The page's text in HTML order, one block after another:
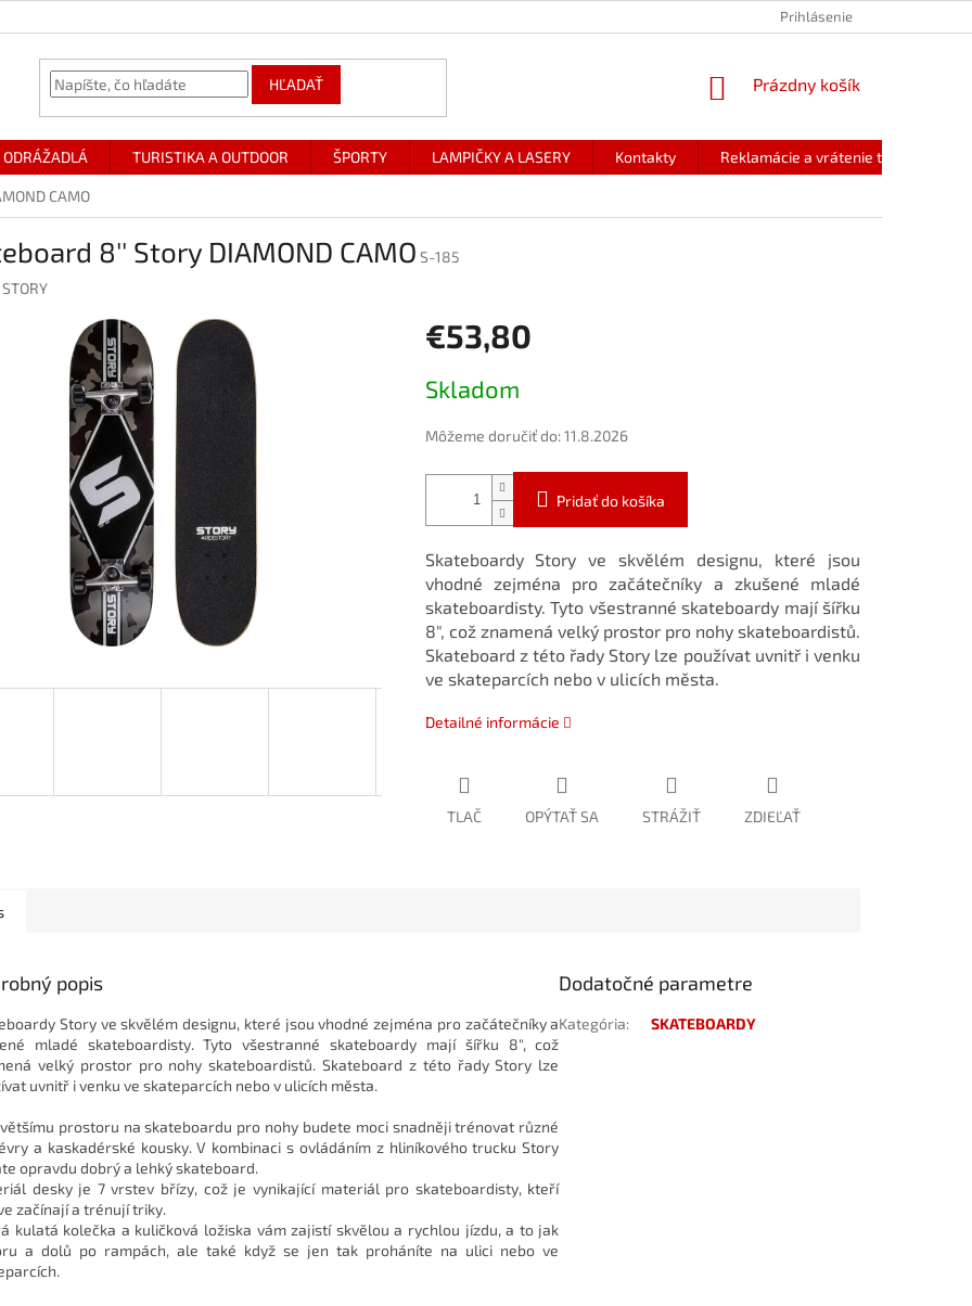
Prihlásenie
HĽADAŤ
NÁKUPNÝ
Prázdny košík
ODRÁŽADLÁ TURISTIKA A OUTDOOR ŠPORTY LAMPIČKY A LASERY Kontakty Reklamácie a vrátenie tovaru
CAMO
8'' Story DIAMOND CAMO S-185
STORY
€53,80
cena:
Skladom
Môžeme doručiť do: 11.8.2026
Pridať do košíka
Skateboardy Story ve skvělém designu, které jsou
vhodné zejména pro začátečníky a zkušené mladé
skateboardisty. Tyto všestranné skateboardy mají šířku
8", což znamená velký prostor pro nohy skateboardistů.
Skateboard z této řady Story lze používat uvnitř i venku
ve skateparcích nebo v ulicích města.
Detailné informácie
TLAČ OPÝTAŤ SA STRÁŽIŤ ZDIEĽAŤ
popis
Story ve skvělém designu, které jsou vhodné zejména pro začátečníky a
mladé skateboardisty. Tyto všestranné skateboardy mají šířku 8", což
velký prostor pro nohy skateboardistů. Skateboard z této řady Story lze
uvnitř i venku ve skateparcích nebo v ulicích města.
prostoru na skateboardu pro nohy budete moci snadněji trénovat různé
a kaskadérské kousky. V kombinaci s ovládáním z hliníkového trucku Story
opravdu dobrý a lehký skateboard.
desky je 7 vrstev břízy, což je vynikající materiál pro skateboardisty, kteří
začínají a trénují triky.
kulatá kolečka a kuličková ložiska vám zajistí skvělou a rychlou jízdu, a to jak
a dolů po rampách, ale také když se jen tak proháníte na ulici nebo ve
Dodatočné parametre
Kategória: SKATEBOARDY